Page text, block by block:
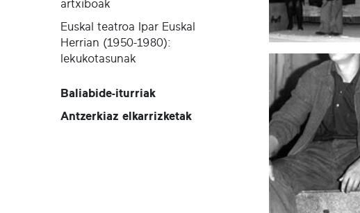
artxiboak
Euskal teatroa Ipar Euskal
Herrian (1950-1980):
lekukotasunak
Baliabide-iturriak
Antzerkiaz elkarrizketak